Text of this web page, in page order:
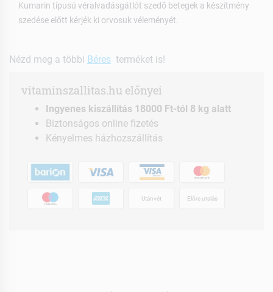
Kumarin típusú véralvadásgátlót szedő betegek a készítmény
szedése előtt kérjék ki orvosuk véleményét.
Nézd meg a többi Béres terméket is!
vitaminszallitas.hu előnyei
Ingyenes kiszállítás 18000 Ft-tól 8 kg alatt
Biztonságos online fizetés
Kényelmes házhozszállítás
Utánvét Előre utalás